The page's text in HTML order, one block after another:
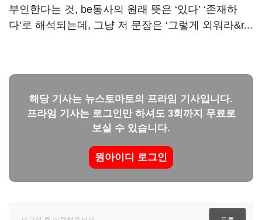
부인한다는 것, be동사의 원래 뜻은 ‘있다’ ‘존재하
다’로 해석되는데, 그냥 저 문장은 ‘그렇게 외워라&r...
해당 기사는 뉴스토마토의 프라임 기사입니다.
프라임 기사는 로그인만 하셔도 3회까지 무료로
보실 수 있습니다.
원아이디 로그인